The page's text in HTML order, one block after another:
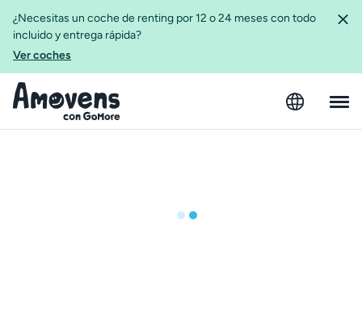
¿Necesitas un coche de renting por 12 o 24 meses con todo
incluido y entrega rápida?
Ver coches